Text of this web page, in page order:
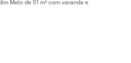
Melo de 51 m² com varanda e